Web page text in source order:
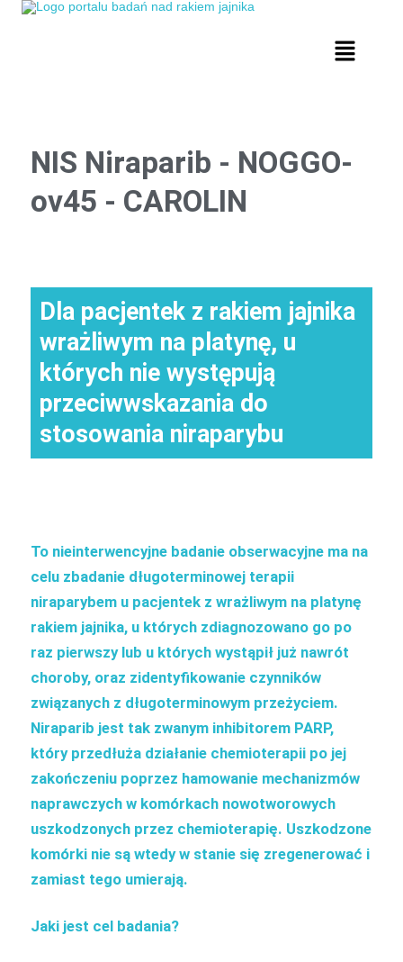
NIS Niraparib - NOGGO-
ov45 - CAROLIN
Dla pacjentek z rakiem jajnika
wrażliwym na platynę, u
których nie występują
przeciwwskazania do
stosowania niraparybu
To nieinterwencyjne badanie obserwacyjne ma na
celu zbadanie długoterminowej terapii
niraparybem u pacjentek z wrażliwym na platynę
rakiem jajnika, u których zdiagnozowano go po
raz pierwszy lub u których wystąpił już nawrót
choroby, oraz zidentyfikowanie czynników
związanych z długoterminowym przeżyciem.
Niraparib jest tak zwanym inhibitorem PARP,
który przedłuża działanie chemioterapii po jej
zakończeniu poprzez hamowanie mechanizmów
naprawczych w komórkach nowotworowych
uszkodzonych przez chemioterapię. Uszkodzone
komórki nie są wtedy w stanie się zregenerować i
zamiast tego umierają.
Jaki jest cel badania?